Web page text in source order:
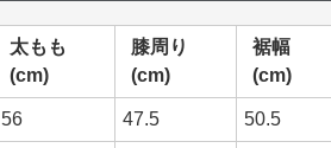
太もも
(cm)
膝周り
(cm)
裾幅
(cm)
56 47.5 50.5